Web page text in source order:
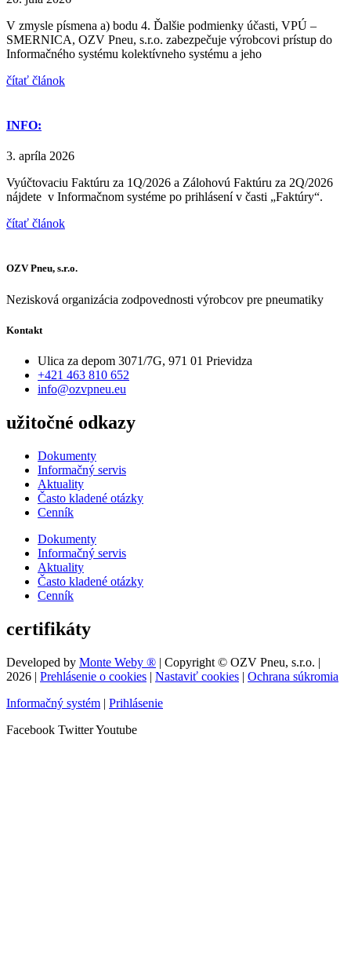
V zmysle písmena a) bodu 4. Ďalšie podmienky účasti, VPÚ –
SMERNICA, OZV Pneu, s.r.o. zabezpečuje výrobcovi prístup do
Informačného systému kolektívneho systému a jeho
čítať článok
INFO:
3. apríla 2026
Vyúčtovaciu Faktúru za 1Q/2026 a Zálohovú Faktúru za 2Q/2026
nájdete v Informačnom systéme po prihlásení v časti „Faktúry“.
čítať článok
OZV Pneu, s.r.o.
Nezisková organizácia zodpovednosti výrobcov pre pneumatiky
Kontakt
Ulica za depom 3071/7G, 971 01 Prievidza
+421 463 810 652
info@ozvpneu.eu
užitočné odkazy
Dokumenty
Informačný servis
Aktuality
Často kladené otázky
Cenník
Dokumenty
Informačný servis
Aktuality
Často kladené otázky
Cenník
certifikáty
Developed by Monte Weby ® | Copyright © OZV Pneu, s.r.o. |
2026 | Prehlásenie o cookies | Nastaviť cookies | Ochrana súkromia
Informačný systém | Prihlásenie
Facebook TwitterYoutube